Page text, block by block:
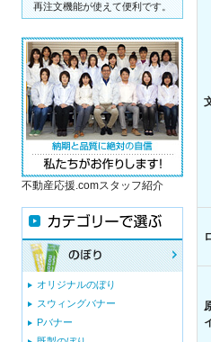
再注文機能が使えて便利です。
不動産応援.comスタッフ紹介
オリジナルのぼり
スウィングバナー
Pバナー